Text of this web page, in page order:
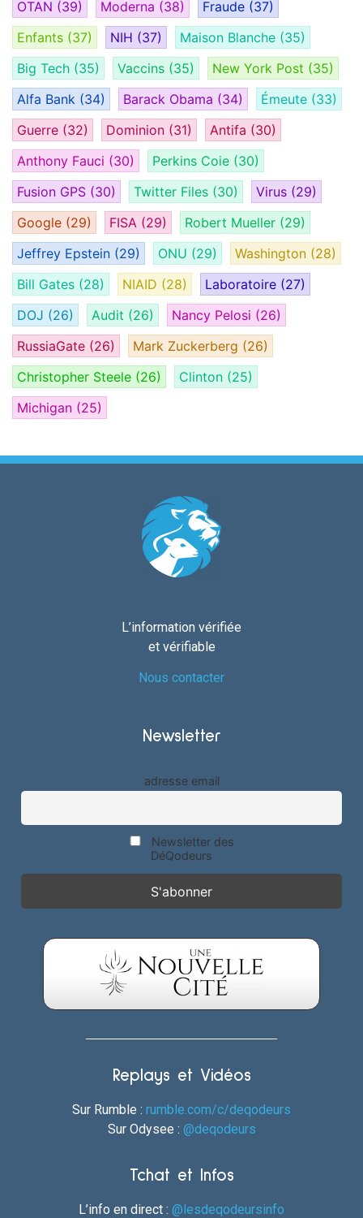
OTAN (39) Moderna (38) Fraude (37)
Enfants (37) NIH (37) Maison Blanche (35)
Big Tech (35) Vaccins (35) New York Post (35)
Alfa Bank (34) Barack Obama (34) Émeute (33)
Guerre (32) Dominion (31) Antifa (30)
Anthony Fauci (30) Perkins Coie (30)
Fusion GPS (30) Twitter Files (30) Virus (29)
Google (29) FISA (29) Robert Mueller (29)
Jeffrey Epstein (29) ONU (29) Washington (28)
Bill Gates (28) NIAID (28) Laboratoire (27)
DOJ (26) Audit (26) Nancy Pelosi (26)
RussiaGate (26) Mark Zuckerberg (26)
Christopher Steele (26) Clinton (25)
Michigan (25)
L’information vérifiée
et vérifiable
Nous contacter
Newsletter
adresse email
Newsletter des
DéQodeurs
Replays et Vidéos
Sur Rumble : rumble.com/c/deqodeurs
Sur Odysee : @deqodeurs
Tchat et Infos
L’info en direct : @lesdeqodeursinfo